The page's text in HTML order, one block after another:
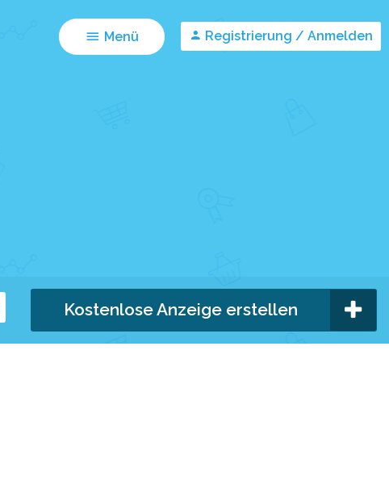
Menü Registrierung / Anmelden
Kostenlose Anzeige erstellen